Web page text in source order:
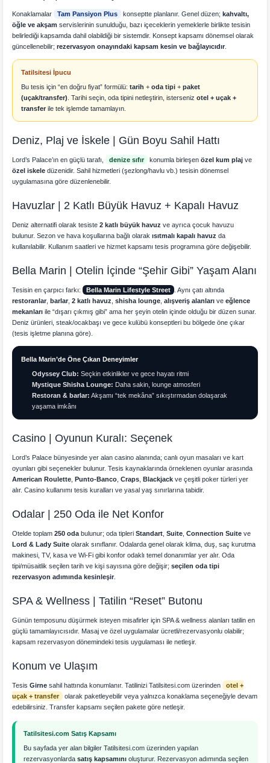
Konaklamalar Tam Pansiyon Plus konseptte planlanır. Genel düzen;kahvaltı,
öğle ve akşam servislerinin sunulduğu, bazı içeceklerin yemeklerle birlikte tesisin
belirlediği kapsamda dahil olabildiği bir sistemdir. Konsept kapsamı dönemsel olarak
güncellenebilir;rezervasyon onayındaki kapsam kesin ve bağlayıcıdır
Tatilsitesi İpucu
Bu tesis için “en doğru fiyat” formülü:tarih +oda tipi +paket
(uçak/transfer) . Tarihi seçin, oda tipini netleştirin, istersenizotel + uçak +
transfer ile tek işlemde tamamlayın.
Deniz, Plaj ve İskele | Gün Boyu Sahil Hattı
Lord’s Palace’ın en güçlü tarafı, denize sıfır konumla birleşenözel kum plaj ve
özel iskele düzenidir. Sahil hizmetleri (şezlong/havlu vb.) tesisin dönemsel
uygulamasına göre düzenlenebilir.
Havuzlar | 2 Katlı Büyük Havuz + Kapalı Havuz
Deniz alternatifi olarak tesiste2 katlı büyük havuz ve ayrıca çocuk havuzu
bulunur. Sezon ve hava koşullarına bağlı olarakısıtmalı kapalı havuz da
kullanılabilir. Kullanım saatleri ve hizmet kapsamı tesis programına göre değişebilir.
Bella Marin | Otelin İçinde “Şehir Gibi” Yaşam Alanı
Tesisin en çarpıcı farkı: Bella Marin Lifestyle Street
. Aynı çatı altında
restoranlar ,barlar ,2 katlı havuz ,shisha lounge ,alışveriş alanları veeğlence
mekanları ile “dışarı çıkmış gibi” ama her şeyin otelin içinde olduğu bir düzen sunar.
Deniz ürünleri, steak/ocakbaşı ve gece kulübü konseptleri bu bölgede öne çıkar
(tesis işletme planına göre).
Bella Marin’de Öne Çıkan Deneyimler
Odyssey Club: Seçkin etkinlikler ve gece hayatı ritmi
Mystique Shisha Lounge: Daha sakin, lounge atmosferi
Restoran & barlar: Akşamı “tek mekâna” sıkıştırmadan dolaşarak
yaşama imkânı
Casino | Oyunun Kuralı: Seçenek
Lord’s Palace bünyesinde yer alan casino alanında; canlı oyun masaları ve kart
oyunları gibi seçenekler bulunur. Tesis kaynaklarında örneklenen oyunlar arasında
American Roulette ,Punto-Banco ,Craps ,Blackjack ve çeşitli poker türleri yer
alır. Casino kullanımı tesis kuralları ve yasal yaş sınırlarına tabidir.
Odalar | 250 Oda ile Net Konfor
Otelde toplam250 oda bulunur; oda tipleriStandart ,Suite ,Connection Suite ve
Lord & Lady Suite olarak sınıflanır. Odalarda genel olarak klima, duş, saç kurutma
makinesi, TV, kasa ve Wi-Fi gibi konfor odaklı temel donanımlar yer alır. Oda
tipi/müsaitlik seçilen tarih ve kişi sayısına göre değişir;seçilen oda tipi
rezervasyon adımında kesinleşir
SPA & Wellness | Tatilin “Reset” Butonu
Günün temposunu düşürmek isteyen misafirler için SPA & wellness alanları tatilin en
güçlü tamamlayıcısıdır. Masaj ve özel uygulamalar ücretli/rezervasyonlu olabilir;
kapsam rezervasyon dönemindeki tesis uygulaması ile netleşir.
Konum ve Ulaşım
TesisGirne sahil hattında konumlanır. Tatilinizi Tatilsitesi.com üzerinden otel +
uçak + transfer
olarak paketleyebilir veya yalnızca konaklama seçeneğiyle devam
edebilirsiniz. Transfer kapsamı seçilen pakete göre netleşir.
Tatilsitesi.com Satış Kapsamı
Bu sayfada yer alan bilgiler Tatilsitesi.com üzerinden yapılan
rezervasyonlardasatış kapsamını oluşturur. Rezervasyon adımında seçilen